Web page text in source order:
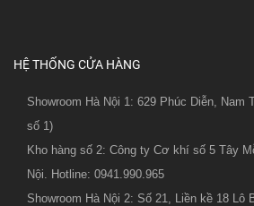
HỆ THỐNG CỬA HÀNG
Showroom Hà Nội 1: 629 Phúc Diễn, Nam
số 1)
Kho hàng số 2: Công ty Cơ khí số 5 Tây
Nội. Hotline: 0941.990.965
Showroom Hà Nội 2: Số 21, Liền kề 18 Lô